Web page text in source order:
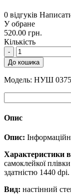
0 відгуків
У обране
520.00 грн.
Кількість
-
До кошика
Модель: НУШ 0375
Опис
Опис:
Характеристики
самоклейкої
здатністю 1440 dpi.
Вид: настінний